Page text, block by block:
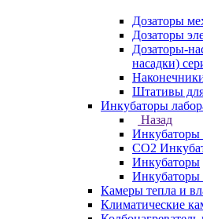
Дозаторы
Дозаторы
Дозаторы-
насадки)
Штативы для
Инкубаторы
Назад
Инкубаторы
CO2
Инкубаторы
Инкубаторы
Камеры тепла и
Климатические